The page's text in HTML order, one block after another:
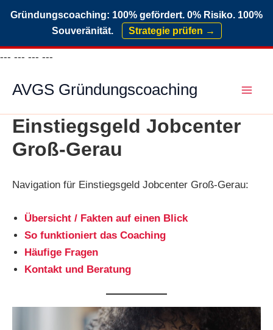
Gründungscoaching: 100% gefördert. 0% Risiko. 100%
Souveränität.
Strategie prüfen →
--- --- --- ---
springen
AVGS Gründungscoaching
Einstiegsgeld Jobcenter
Groß-Gerau
Navigation für Einstiegsgeld Jobcenter Groß-Gerau:
Übersicht / Fakten auf einen Blick
So funktioniert das Coaching
Häufige Fragen
Kontakt und Beratung